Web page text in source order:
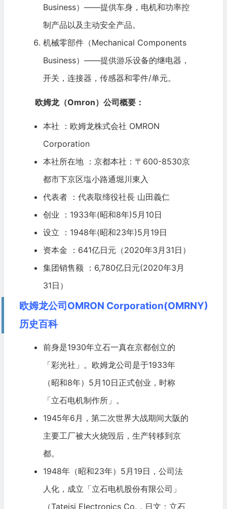
Business）——提供车身，电机和功率控
制产品以及主动安全产品。
机械零部件（Mechanical Components
Business）——提供游乐设备的继电器，
开关，连接器，传感器和零件/单元。
欧姆龙（Omron）公司概要：
本社 ：欧姆龙株式会社 OMRON
Corporation
本社所在地 ：京都本社：〒600-8530京
都市下京区塩小路通堀川東入
代表者 ：代表取缔役社長 山田義仁
创业 ：1933年(昭和8年)5月10日
设立 ：1948年(昭和23年)5月19日
资本金 ：641亿日元（2020年3月31日）
集团销售额 ：6,780亿日元(2020年3月
31日）
欧姆龙公司OMRON Corporation(OMRNY)
历史百科
前身是1930年立石一真在京都创立的
「彩光社」。欧姆龙公司是于1933年
（昭和8年）5月10日正式创业，时称
「立石电机制作所」。
1945年6月，第二次世界大战期间大阪的
主要工厂被大火烧毁后，生产转移到京
都。
1948年（昭和23年）5月19日，公司法
人化，成立「立石电机股份有限公司」
（Tateisi Electronics Co.，日文：立石